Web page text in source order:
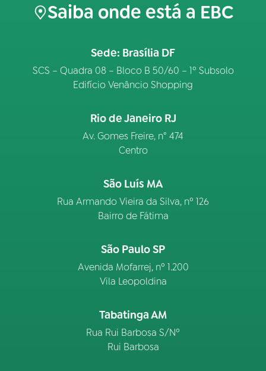
Saiba onde está a EBC
Sede: Brasília DF
SCS – Quadra 08 – Bloco B 50/60 – 1º Subsolo
Edifício Venâncio Shopping
Rio de Janeiro RJ
Av. Gomes Freire, n° 474
Centro
São Luís MA
Rua Armando Vieira da Silva, nº 126
Bairro de Fátima
São Paulo SP
Avenida Mofarrej, nº 1.200
Vila Leopoldina
Tabatinga AM
Rua Rui Barbosa S/Nº
Rui Barbosa